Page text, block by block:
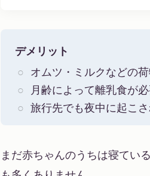
デメリット
オムツ・ミルクなどの
月齢によって離乳食が
旅行先でも夜中に起こ
まだ赤ちゃんのうちは寝てい